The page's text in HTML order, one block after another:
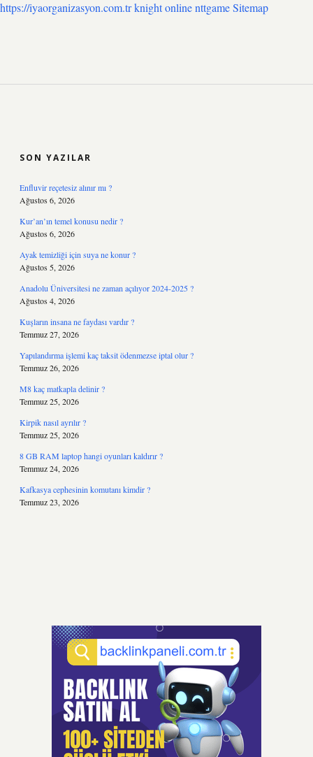
https://iyaorganizasyon.com.trknight onlinenttgameSitemap
SON YAZILAR
Enfluvir reçetesiz alınır mı ?
Ağustos 6, 2026
Kur’an’ın temel konusu nedir ?
Ağustos 6, 2026
Ayak temizliği için suya ne konur ?
Ağustos 5, 2026
Anadolu Üniversitesi ne zaman açılıyor 2024-2025 ?
Ağustos 4, 2026
Kuşların insana ne faydası vardır ?
Temmuz 27, 2026
Yapılandırma işlemi kaç taksit ödenmezse iptal olur ?
Temmuz 26, 2026
M8 kaç matkapla delinir ?
Temmuz 25, 2026
Kirpik nasıl ayrılır ?
Temmuz 25, 2026
8 GB RAM laptop hangi oyunları kaldırır ?
Temmuz 24, 2026
Kafkasya cephesinin komutanı kimdir ?
Temmuz 23, 2026